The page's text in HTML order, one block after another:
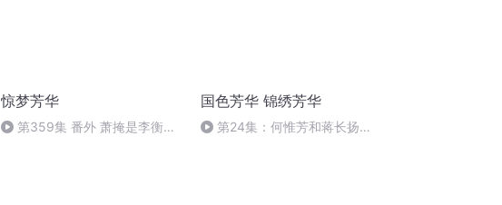
惊梦芳华
第359集 番外 萧掩是李衡远
国色芳华 锦绣芳华
第24集：何惟芳和蒋长扬幸